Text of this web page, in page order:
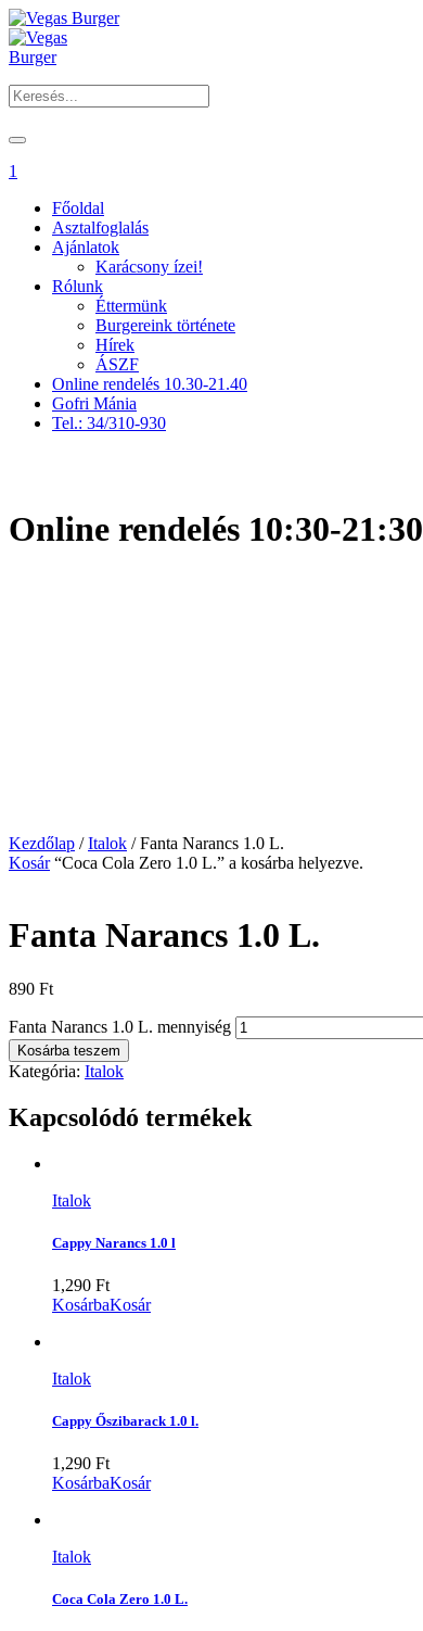
1
Főoldal
Asztalfoglalás
Ajánlatok
Karácsony ízei!
Rólunk
Éttermünk
Burgereink története
Hírek
ÁSZF
Online rendelés 10.30-21.40
Gofri Mánia
Tel.: 34/310-930
Online rendelés 10:30-21:30
Kezdőlap /Italok / Fanta Narancs 1.0 L.
Kosár“Coca Cola Zero 1.0 L.” a kosárba helyezve.
Fanta Narancs 1.0 L.
890 Ft
Fanta Narancs 1.0 L. mennyiség
Kosárba teszem
Kategória: Italok
Kapcsolódó termékek
Italok
Cappy Narancs 1.0 l
1,290 Ft
KosárbaKosár
Italok
Cappy Őszibarack 1.0 l.
1,290 Ft
KosárbaKosár
Italok
Coca Cola Zero 1.0 L.